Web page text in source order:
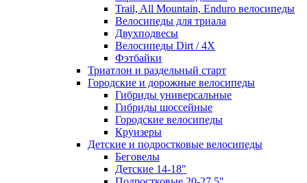
Trail, All Mountain, Enduro велосипеды
Велосипеды для триала
Двухподвесы
Велосипеды Dirt / 4X
Фэтбайки
Триатлон и раздельный старт
Городские и дорожные велосипеды
Гибриды универсальные
Гибриды шоссейные
Городские велосипеды
Круизеры
Детские и подростковые велосипеды
Беговелы
Детские 14-18"